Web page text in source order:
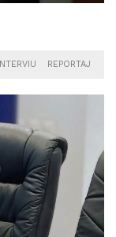
INTERVIU REPORTAJ